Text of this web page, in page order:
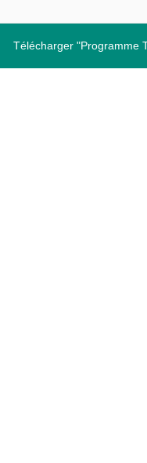
Télécharger "Programme